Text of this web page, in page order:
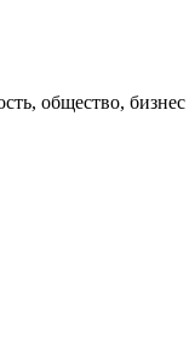
общество, бизнес